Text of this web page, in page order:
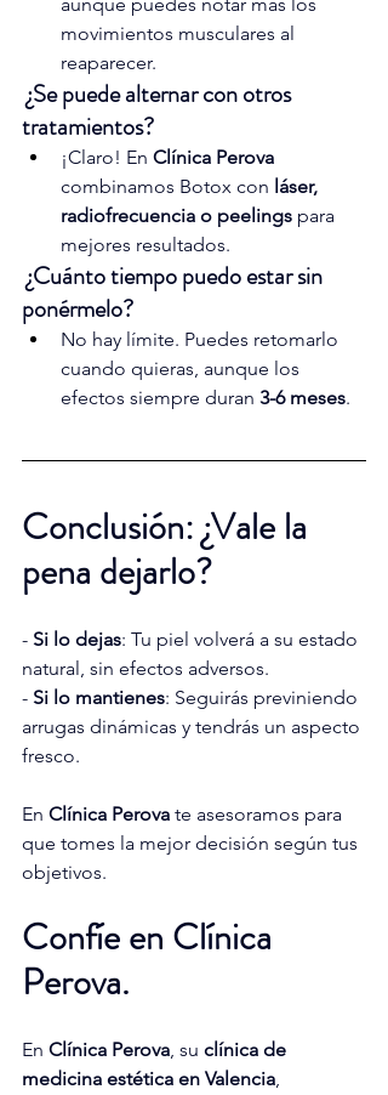
aunque puedes notar más los
movimientos musculares al
reaparecer.
¿Se puede alternar con otros
tratamientos?
¡Claro! En Clínica Perova
combinamos Botox con láser,
radiofrecuencia o peelings para
mejores resultados.
¿Cuánto tiempo puedo estar sin
ponérmelo?
No hay límite. Puedes retomarlo
cuando quieras, aunque los
efectos siempre duran 3-6 meses.
Conclusión: ¿Vale la
pena dejarlo?
- Si lo dejas: Tu piel volverá a su estado
natural, sin efectos adversos.
- Si lo mantienes: Seguirás previniendo
arrugas dinámicas y tendrás un aspecto
fresco.
En Clínica Perova te asesoramos para
que tomes la mejor decisión según tus
objetivos.
Confíe en Clínica
Perova.
En Clínica Perova, su clínica de
medicina estética en Valencia,